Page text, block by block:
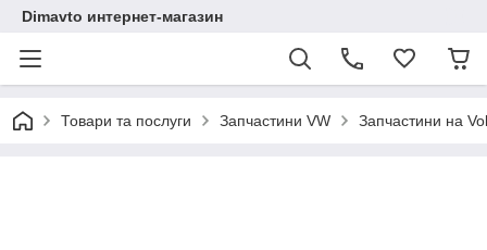
Dimavto интернет-магазин
Товари та послуги Запчастини VW Запчастини на